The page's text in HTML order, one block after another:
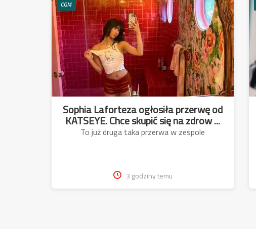
CGM
Sophia Laforteza ogłosiła przerwę od
KATSEYE. Chce skupić się na zdrow ...
To już druga taka przerwa w zespole
3 godziny temu